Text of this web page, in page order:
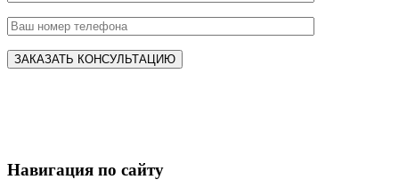
Навигация по сайту